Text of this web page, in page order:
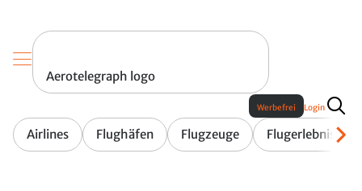
Aerotelegraph logo
Airlines Flughäfen Flugzeuge Flugerlebnis
Werbefrei Login